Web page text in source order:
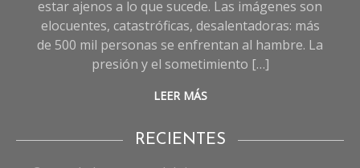
estar ajenos a lo que sucede. Las imágenes son
elocuentes, catastróficas, desalentadoras: más
de 500 mil personas se enfrentan al hambre. La
presión y el sometimiento […]
LEER MÁS
RECIENTES